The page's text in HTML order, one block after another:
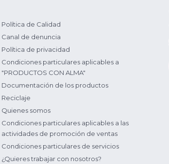
Política de Calidad
Canal de denuncia
Política de privacidad
Condiciones particulares aplicables a
"PRODUCTOS CON ALMA"
Documentación de los productos
Reciclaje
Quienes somos
Condiciones particulares aplicables a las
actividades de promoción de ventas
Condiciones particulares de servicios
¿Quieres trabajar con nosotros?